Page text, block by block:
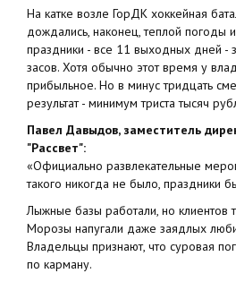
На катке возле ГорДК хоккейная
дождались, наконец, теплой погоды
праздники - все 11 выходных дней -
засов. Хотя обычно этот время у
прибыльное. Но в минус тридцать
результат - минимум триста тысяч
Павел Давыдов, заместитель
"Рассвет":
«Официально развлекательные
такого никогда не было, праздники
Лыжные базы работали, но клиентов
Морозы напугали даже заядлых
Владельцы признают, что суровая
по карману.